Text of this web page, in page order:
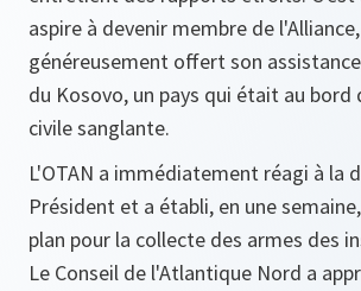
aspire à devenir membre de
généreusement offert son
du Kosovo, un pays qui était au bord
civile sanglante.
L'OTAN a immédiatement réagi à la
Président et a établi, en une
plan pour la collecte des armes des
Le Conseil de l'Atlantique Nord a